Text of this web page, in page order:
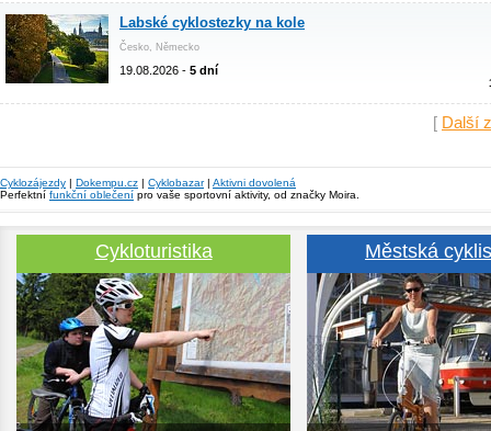
Labské cyklostezky na kole
Česko, Německo
19.08.2026 - 5 dní
[ Další
Cyklozájezdy | Dokempu.cz | Cyklobazar| Aktivni dovolená
Perfektní funkční oblečení pro vaše sportovní aktivity, od značky Moira.
Cykloturistika Městská